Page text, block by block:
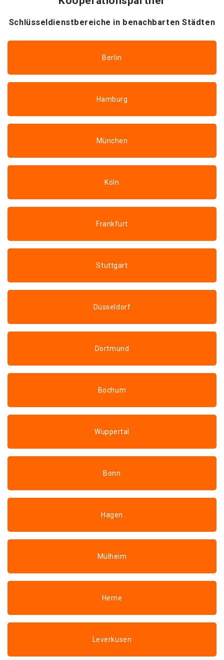
Schlüsseldienstbereiche in benachbarten Städten
Berlin
Hamburg
München
Köln
Frankfurt
Stuttgart
Düsseldorf
Dortmund
Bochum
Wuppertal
Bonn
Hagen
Mülheim
Herne
Leverkusen